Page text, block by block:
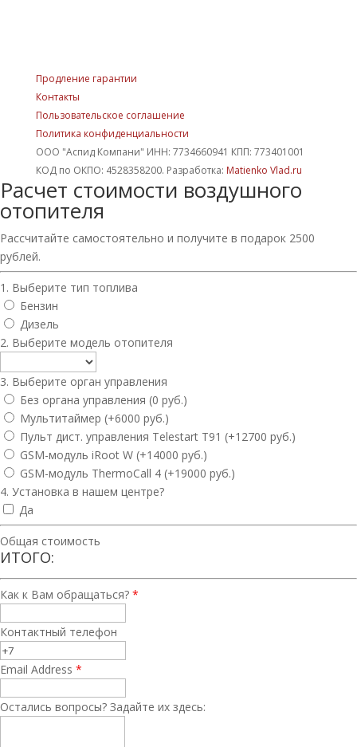
Продление гарантии
Контакты
Пользовательское соглашение
Политика конфиденциальности
ООО "Аспид Компани" ИНН: 7734660941 КПП: 773401001
КОД по ОКПО: 4528358200. Разработка: Matienko Vlad.ru
Расчет стоимости воздушного
отопителя
Рассчитайте самостоятельно и получите в подарок 2500
рублей.
1. Выберите тип топлива
Бензин
Дизель
2. Выберите модель отопителя
3. Выберите орган управления
Без органа управления (0 руб.)
Мультитаймер (+6000 руб.)
Пульт дист. управления Telestart T91 (+12700 руб.)
GSM-модуль iRoot W (+14000 руб.)
GSM-модуль ThermoCall 4 (+19000 руб.)
4. Установка в нашем центре?
Да
Общая стоимость
ИТОГО:
Как к Вам обращаться? *
Контактный телефон
Email Address *
Остались вопросы? Задайте их здесь: